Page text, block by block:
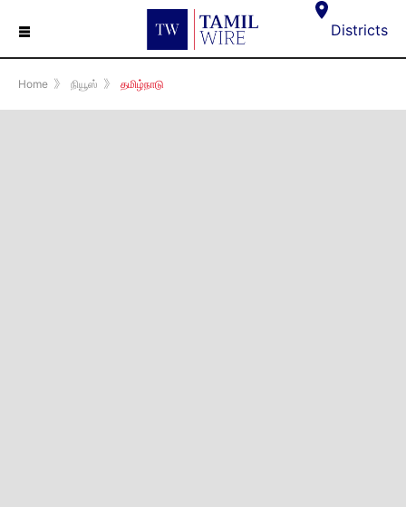
☰ Districts
Home 》 நியூஸ் 》 தமிழ்நாடு